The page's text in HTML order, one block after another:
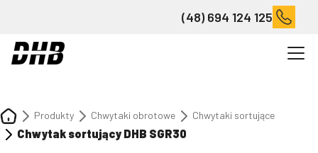
(48) 694 124 125
Produkty Chwytaki obrotowe Chwytaki sortujące
Chwytak sortujący DHB SGR30